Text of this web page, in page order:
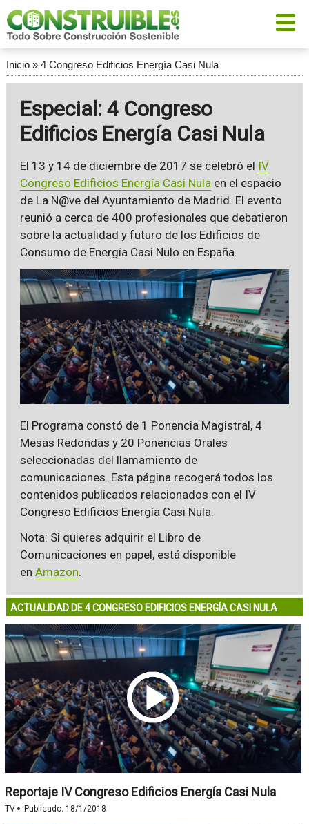
Inicio» 4 Congreso Edificios Energía Casi Nula
Especial: 4 Congreso
Edificios Energía Casi Nula
El 13 y 14 de diciembre de 2017 se celebró el IV
Congreso Edificios Energía Casi Nulaen el espacio
de La N@ve del Ayuntamiento de Madrid. El evento
reunió a cerca de 400 profesionales que debatieron
sobre la actualidad y futuro de los Edificios de
Consumo de Energía Casi Nulo en España.
El Programa constó de 1 Ponencia Magistral, 4
Mesas Redondas y 20 Ponencias Orales
seleccionadas del llamamiento de
comunicaciones. Esta página recogerá todos los
contenidos publicados relacionados con el IV
Congreso Edificios Energía Casi Nula.
Nota: Si quieres adquirir el Libro de
Comunicaciones en papel, está disponible
en Amazon.
ACTUALIDAD DE 4 CONGRESO EDIFICIOS ENERGÍA CASI NULA
Reportaje IV Congreso Edificios Energía Casi Nula
TV · Publicado: 18/1/2018